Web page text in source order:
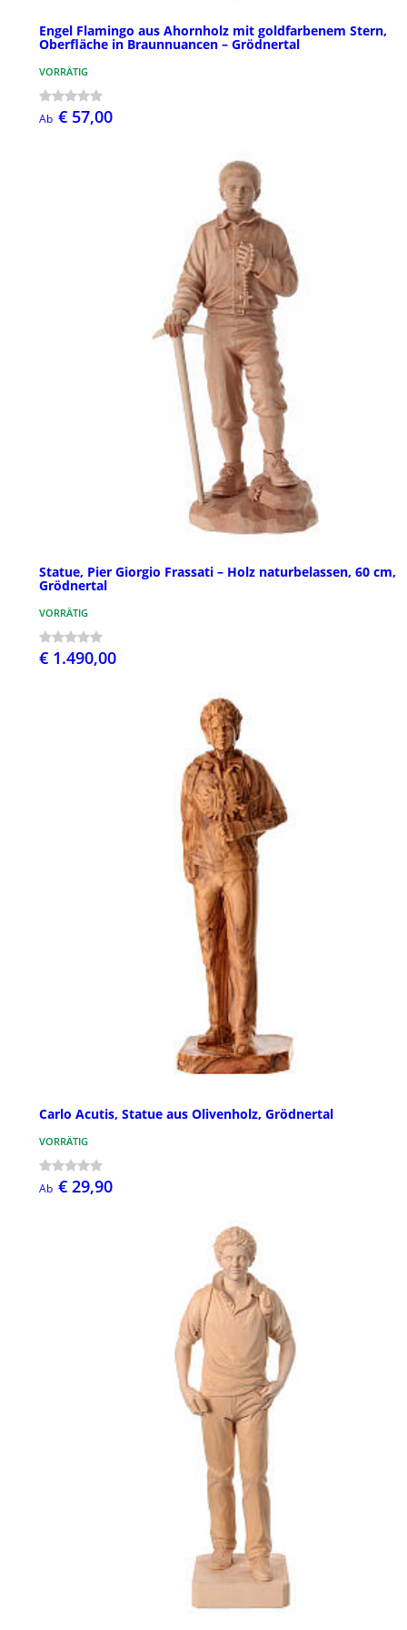
Engel Flamingo aus Ahornholz mit goldfarbenem Stern,
Oberfläche in Braunnuancen – Grödnertal
VORRÄTIG
Ab € 57,00
Statue, Pier Giorgio Frassati – Holz naturbelassen, 60 cm,
Grödnertal
VORRÄTIG
€ 1.490,00
Carlo Acutis, Statue aus Olivenholz, Grödnertal
VORRÄTIG
Ab € 29,90